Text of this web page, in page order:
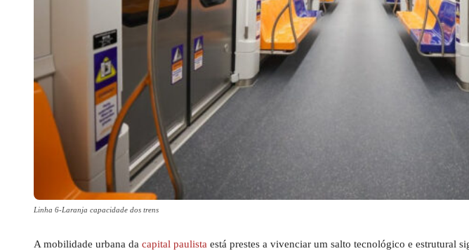
Linha 6-Laranja capacidade dos trens
A mobilidade urbana da capital paulista está prestes a vivenciar um salto tecnológico e estrutural